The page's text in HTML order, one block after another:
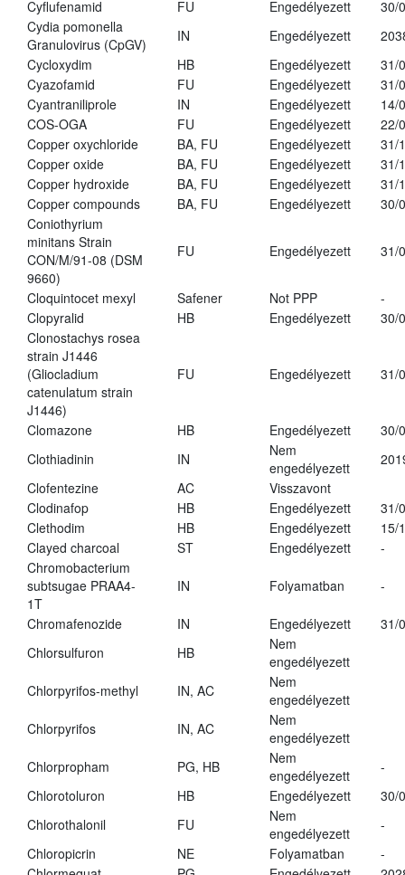
Cyflufenamid
FU Engedélyezett
30/
Cydia pomonella
Granulovirus (CpGV)
IN Engedélyezett
Cycloxydim
HB Engedélyezett
31/
Cyazofamid
FU Engedélyezett
31/
Cyantraniliprole
IN Engedélyezett
14/
COS-OGA
FU Engedélyezett
22/
Copper oxychloride
BA, FU Engedélyezett
31/
Copper oxide
BA, FU Engedélyezett
31/
Copper hydroxide
BA, FU Engedélyezett
31/
Copper compounds
BA, FU Engedélyezett
30/
Coniothyrium
minitans Strain
CON/M/91-08 (DSM
9660)
FU Engedélyezett 31/
Cloquintocet mexyl Safener Not PPP
-
Clopyralid
HB Engedélyezett
30/
Clonostachys rosea
strain J1446
(Gliocladium
catenulatum strain
J1446)
FU Engedélyezett 31/
Clomazone HB Engedélyezett
30/
Clothiadinin
IN
Nem
engedélyezett
Clofentezine
AC
Visszavont
Clodinafop
HB Engedélyezett
31/
Clethodim
HB Engedélyezett
15/
Clayed charcoal
ST Engedélyezett
-
Chromobacterium
subtsugae PRAA4-
1T
IN Folyamatban -
Chromafenozide IN Engedélyezett
31/
Chlorsulfuron
HB
Nem
engedélyezett
Chlorpyrifos-methyl
IN, AC
Nem
engedélyezett
Chlorpyrifos
IN, AC
Nem
engedélyezett
Chlorpropham
PG, HB
Nem
engedélyezett
-
Chlorotoluron
HB Engedélyezett
30/
Chlorothalonil
FU
Nem
engedélyezett
-
Chloropicrin
NE Folyamatban
-